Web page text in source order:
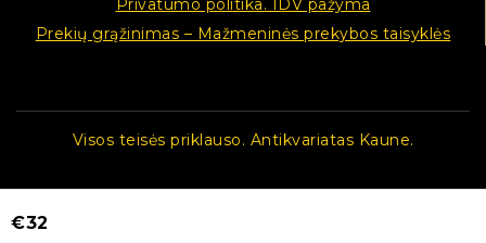
Privatumo politika. IDV pažyma
Prekių grąžinimas – Mažmeninės prekybos taisyklės
Visos teisės priklauso. Antikvariatas Kaune.
€32